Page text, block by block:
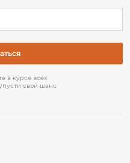
в курсе всех
свой шанс